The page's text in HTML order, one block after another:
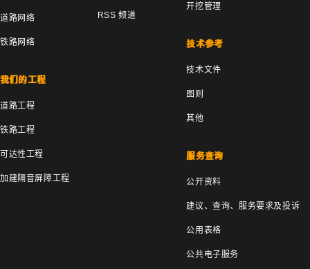
道路网络
铁路网络
我们的工程
道路工程
铁路工程
可达性工程
加建隔音屏障工程
RSS 频道
开挖管理
技术参考
技术文件
图则
其他
服务查询
公开资料
建议、查询、服务要求及投诉
公用表格
公共电子服务